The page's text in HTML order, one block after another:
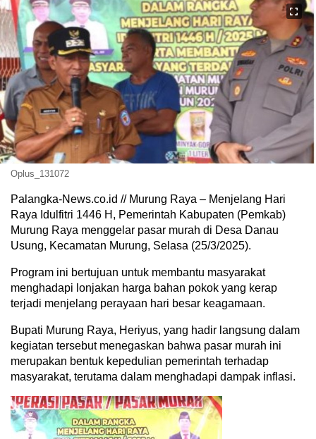
Oplus_131072
Palangka-News.co.id // Murung Raya – Menjelang Hari
Raya Idulfitri 1446 H, Pemerintah Kabupaten (Pemkab)
Murung Raya menggelar pasar murah di Desa Danau
Usung, Kecamatan Murung, Selasa (25/3/2025).
Program ini bertujuan untuk membantu masyarakat
menghadapi lonjakan harga bahan pokok yang kerap
terjadi menjelang perayaan hari besar keagamaan.
Bupati Murung Raya, Heriyus, yang hadir langsung dalam
kegiatan tersebut menegaskan bahwa pasar murah ini
merupakan bentuk kepedulian pemerintah terhadap
masyarakat, terutama dalam menghadapi dampak inflasi.